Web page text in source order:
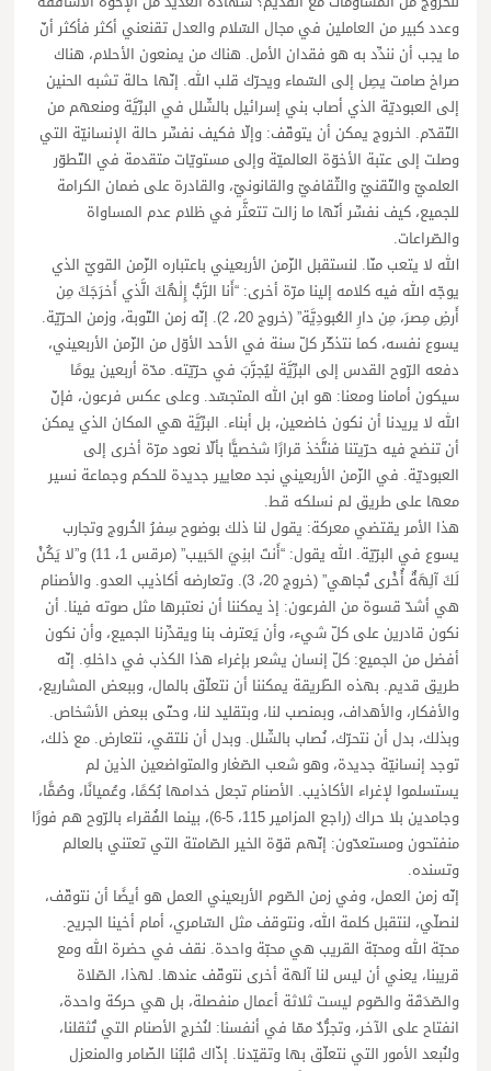
وعدد كبير من العاملين في مجال السّلام والعدل تقنعني أكثر فأكثر أنّ
ما يجب أن نندِّد به هو فقدان الأمل. هناك من يمنعون الأحلام، هناك
صراخ صامت يصِل إلى السّماء ويحرّك قلب الله. إنّها حالة تشبه الحنين
إلى العبوديّة الذي أصاب بني إسرائيل بالشّلل في البرِّيَّة ومنعهم من
التّقدّم. الخروج يمكن أن يتوقّف: وإلّا فكيف نفسِّر حالة الإنسانيّة التي
وصلت إلى عتبة الأخوّة العالميّة وإلى مستويّات متقدمة في التّطوّر
العلميّ والتّقنيّ والثّقافيّ والقانونيّ، والقادرة على ضمان الكرامة
للجميع، كيف نفسِّر أنّها ما زالت تتعثَّر في ظلام عدم المساواة
والصّراعات.
الله لا يتعب منّا. لنستقبل الزّمن الأربعيني باعتباره الزّمن القويّ الذي
يوجّه الله فيه كلامه إلينا مرّة أخرى: “أَنا الرَّبُّ إِلٰهُكَ الَّذي أَخرَجَكَ مِن
أَرضِ مِصرَ، مِن دارِ العُبودِيَّة” (خروج 20، 2). إنّه زمن التّوبة، وزمن الحرّيّة.
يسوع نفسه، كما نتذكّر كلّ سنة في الأحد الأوّل من الزّمن الأربعيني،
دفعه الرّوح القدس إلى البرِّيَّة ليُجرَّبَ في حرّيّته. مدّة أربعين يومًا
سيكون أمامنا ومعنا: هو ابن الله المتجسّد. وعلى عكس فرعون، فإنّ
الله لا يريدنا أن نكون خاضعين، بل أبناء. البرِّيَّة هي المكان الذي يمكن
أن تنضج فيه حرّيتنا فنتَّخذ قرارًا شخصيًّا بألّا نعود مرّة أخرى إلى
العبوديّة. في الزّمن الأربعيني نجد معايير جديدة للحكم وجماعة نسير
معها على طريق لم نسلكه قط.
هذا الأمر يقتضي معركة: يقول لنا ذلك بوضوح سِفرُ الخُروج وتجارب
يسوع في البرّيّة. الله يقول: “أَنتَ ابنِيَ الحَبيب” (مرقس 1، 11) و”لا يَكُنْ
لَكَ آلِهَةٌ أُخْرى تُجاهي” (خروج 20، 3). وتعارضه أكاذيب العدو. والأصنام
هي أشدّ قسوة من الفرعون: إذ يمكننا أن نعتبرها مثل صوته فينا. أن
نكون قادرين على كلّ شيء، وأن يَعترف بنا ويقدِّرنا الجميع، وأن نكون
أفضل من الجميع: كلّ إنسان يشعر بإغراء هذا الكذب في داخلهِ. إنّه
طريق قديم. بهذه الطّريقة يمكننا أن نتعلّق بالمال، وببعض المشاريع،
والأفكار، والأهداف، وبمنصب لنا، وبتقليد لنا، وحتّى ببعض الأشخاص.
وبذلك، بدل أن نتحرّك، نُصاب بالشّلل. وبدل أن نلتقي، نتعارض. مع ذلك،
توجد إنسانيّة جديدة، وهو شعب الصّغار والمتواضعين الذين لم
يستسلموا لإغراء الأكاذيب. الأصنام تجعل خدامها بُكمًا، وعُميانًا، وصُمًّا،
وجامدين بلا حراك (راجع المزامير 115، 5-6)، بينما الفُقراء بالرّوح هم فورًا
منفتحون ومستعدّون: إنّهم قوّة الخير الصّامتة التي تعتني بالعالم
وتسنده.
إنّه زمن العمل، وفي زمن الصّوم الأربعيني العمل هو أيضًا أن نتوقّف،
لنصلّي، لنتقبل كلمة الله، ونتوقف مثل السّامري، أمام أخينا الجريح.
محبّة الله ومحبّة القريب هي محبّة واحدة. نقف في حضرة الله ومع
قريبنا، يعني أن ليس لنا آلهة أخرى نتوقّف عندها. لهذا، الصّلاة
والصّدَقَة والصّوم ليست ثلاثة أعمال منفصلة، بل هي حركة واحدة،
انفتاح على الآخر، وتجرُّدٌ ممّا في أنفسنا: لنُخرج الأصنام التي تُثقلنا،
ولنُبعد الأمور التي نتعلّق بها وتقيّدنا. إذّاك قَلبُنا الضّامر والمنعزل